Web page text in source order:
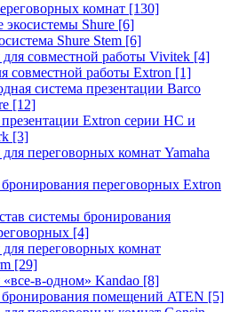
комнат [130]
экосистемы Shure [6]
Shure Stem [6]
совместной работы Vivitek [4]
совместной работы Extron [1]
система презентации Barco
[12]
Extron серии HC и
[3]
переговорных комнат Yamaha
переговорных Extron
системы бронирования
[4]
переговорных комнат
[29]
в-одном» Kandao [8]
помещений ATEN [5]